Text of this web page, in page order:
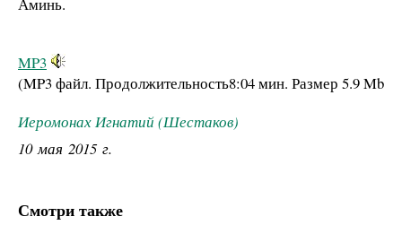
Аминь.
MP3
(MP3 файл. Продолжительность8:04 мин. Размер 5.9 Mb
Иеромонах Игнатий (Шестаков)
10 мая 2015 г.
Смотри также